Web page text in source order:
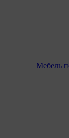
Мебель